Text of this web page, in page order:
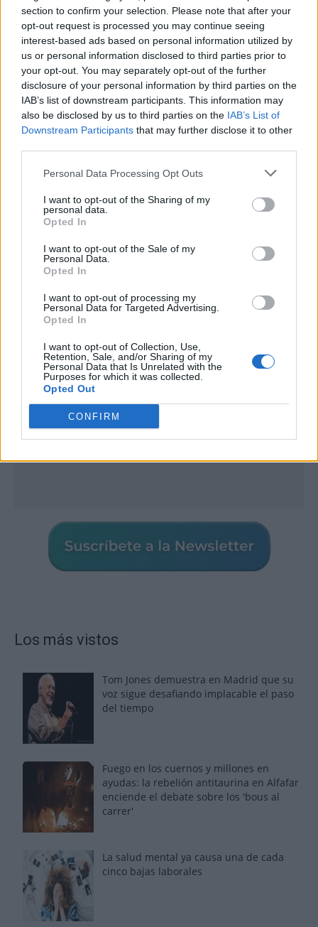
section to confirm your selection. Please note that after your
opt-out request is processed you may continue seeing
interest-based ads based on personal information utilized by
us or personal information disclosed to third parties prior to
your opt-out. You may separately opt-out of the further
disclosure of your personal information by third parties on the
IAB’s list of downstream participants. This information may
also be disclosed by us to third parties on the IAB’s List of
Downstream Participants that may further disclose it to other
Personal Data Processing Opt Outs
I want to opt-out of the Sharing of my
personal data.
Opted In
I want to opt-out of the Sale of my
Personal Data.
Opted In
I want to opt-out of processing my
Personal Data for Targeted Advertising.
Opted In
I want to opt-out of Collection, Use,
Retention, Sale, and/or Sharing of my
Personal Data that Is Unrelated with the
Purposes for which it was collected.
Opted Out
CONFIRM
PARTICIPANTES Y
REVELA A SU SEGUNDO
FINALISTA
APARTAMENTO EN LA
PLAYA ESTE VERANO
Publicidad
Los más vistos
Tom Jones demuestra en Madrid que su
voz sigue desafiando implacable el paso
del tiempo
Fuego en los cuernos y millones en
ayudas: la rebelión antitaurina en Alfafar
enciende el debate sobre los 'bous al
carrer'
La salud mental ya causa una de cada
cinco bajas laborales